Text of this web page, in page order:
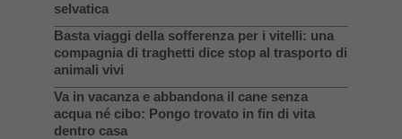
selvatica
Basta viaggi della sofferenza per i vitelli: una
compagnia di traghetti dice stop al trasporto di
animali vivi
Va in vacanza e abbandona il cane senza
acqua né cibo: Pongo trovato in fin di vita
dentro casa